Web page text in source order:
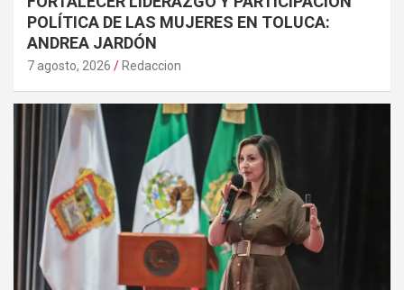
POLÍTICA DE LAS MUJERES EN TOLUCA:
ANDREA JARDÓN
7 agosto, 2026 Redaccion